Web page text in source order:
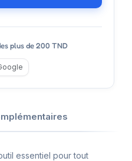
plus de 200 TND
essentiel pour tout